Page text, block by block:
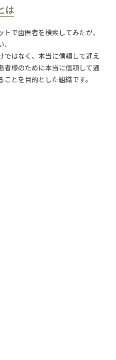
は
で⻭医者を検索してみたが、
ではなく、本当に信頼して通え
者様のために本当に信頼して通
とを目的とした組織です。